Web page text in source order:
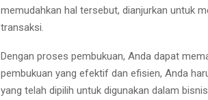
memudahkan hal tersebut, dianjurkan untuk
transaksi.
Dengan proses pembukuan, Anda dapat
pembukuan yang efektif dan efisien, Anda
yang telah dipilih untuk digunakan dalam